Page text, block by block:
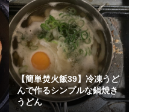
【簡単焚火飯39】冷凍うど
んで作るシンプルな鍋焼き
うどん